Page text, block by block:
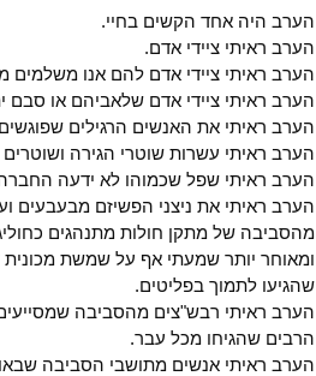
הערב היה אחד הקשים בחיי.
הערב ראיתי ציידי אדם.
הערב ראיתי ציידי אדם להם אנו משלמים
הערב ראיתי ציידי אדם שלאביהם או סבם
הערב ראיתי את האנשים הרגילים
הערב ראיתי עשרות שוטרי הגירה
הערב ראיתי שפל שכמוהו לא ידעה החברה
הערב ראיתי את ניצני הפשיזם מבעבעים
מהסביבה של מתקן חולות מתנהגים
ומאוחר יותר שמעתי אף על שמשת מכונית
שהגיעו לתמוך בפליטים.
הערב ראיתי רבש"צים מהסביבה
הרבים שהגיחו מכל עבר.
הערב ראיתי אנשים מתושבי הסביבה שבאו